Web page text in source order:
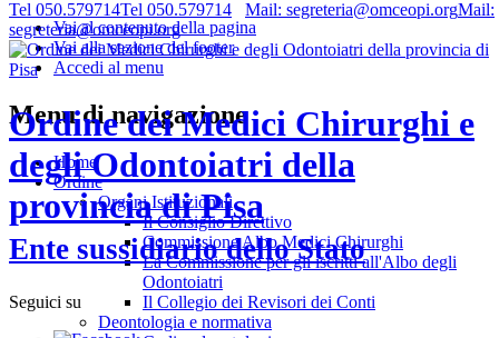
Vai al contenuto della pagina
Vai alla sezione del footer
Accedi al menu
Tel 050.579714Tel 050.579714 Mail: segreteria@omceopi.orgMail:
segreteria@omceopi.org
Ordine dei Medici Chirurghi e
degli Odontoiatri della
provincia di Pisa
Ente sussidiario dello Stato
Seguici su
Menu di navigazione
Home
Ordine
Organi Istituzionali
Il Consiglio Direttivo
Commissione Albo Medici Chirurghi
La Commissione per gli iscritti all'Albo degli
Odontoiatri
Il Collegio dei Revisori dei Conti
Deontologia e normativa